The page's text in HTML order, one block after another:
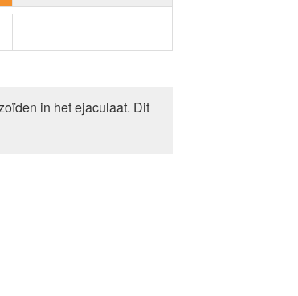
in het ejaculaat. Dit